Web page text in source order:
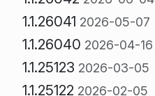
1.1.26041 2026-05-07
1.1.26040 2026-04-16
1.1.25123 2026-03-05
1.1.25122 2026-02-05